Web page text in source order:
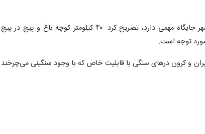
وی با بیان ‌اینکه درهای سنگی و کوچه‌باغ‌های این شهر جایگاه مهمی دارد، تصریح کرد: ۴۰ کیلومتر کوچه باغ و پیچ در پیچ
توجه است.
و کرون درهای سنگی با قابلیت خاص که با وجود سنگینی می‌چرخند